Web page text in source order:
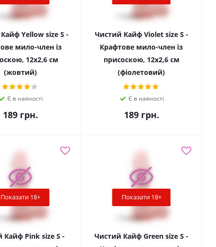
Yellow size S -
мило-член із
12х2,6 см
(жовтий)
Є в наяності
189грн.
Чистий Кайф Violet size S -
Крафтове мило-член із
присоскою, 12х2,6 см
(фіолетовий)
Є в наяності
189грн.
Показати 18+
Кайф Pink size S -
Показати 18+
Чистий Кайф Green size S -